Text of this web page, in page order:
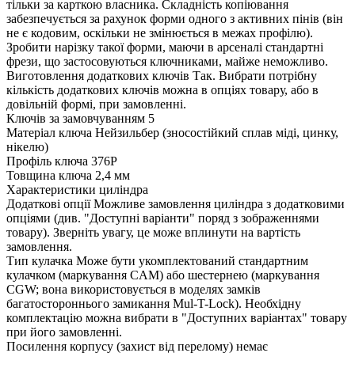
тільки за карткою власника. Складність копіювання
забезпечується за рахунок форми одного з активних пінів (він
не є кодовим, оскільки не змінюється в межах профілю).
Зробити нарізку такої форми, маючи в арсеналі стандартні
фрези, що застосовуються ключниками, майже неможливо.
Виготовлення додаткових ключів Так. Вибрати потрібну
кількість додаткових ключів можна в опціях товару, або в
довільній формі, при замовленні.
Ключів за замовчуванням 5
Матеріал ключа Нейзильбер (зносостійкий сплав міді, цинку,
нікелю)
Профіль ключа 376P
Товщина ключа 2,4 мм
Характеристики циліндра
Додаткові опціїМожливе замовлення циліндра з додатковими
опціями (див. "Доступні варіанти" поряд з зображеннями
товару). Зверніть увагу, це може вплинути на вартість
замовлення.
Тип кулачка Може бути укомплектований стандартним
кулачком (маркування CAM) або шестернею (маркування
CGW; вона використовується в моделях замків
багатостороннього замикання Mul-T-Lock). Необхідну
комплектацію можна вибрати в "Доступних варіантах" товару
при його замовленні.
Посилення корпусу (захист від перелому) немає